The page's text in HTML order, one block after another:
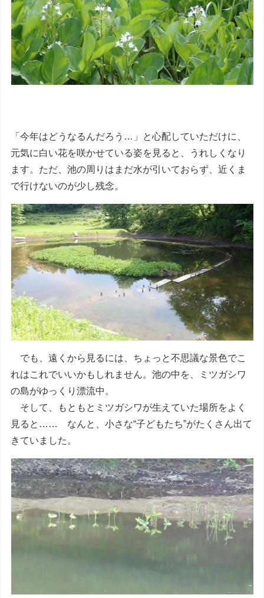
「今年はどうなるんだろう…」と心配していただけに、
元気に白い花を咲かせている姿を見ると、うれしくなり
ます。ただ、池の周りはまだ水が引いておらず、近くま
で行けないのが少し残念。
でも、遠くから見るには、ちょっと不思議な景色でこ
れはこれでいいかもしれません。池の中を、ミツガシワ
の島がゆっくり漂流中。
そして、もともとミツガシワが生えていた場所をよく
見ると…… なんと、小さな“子どもたち”がたくさん出て
きていました。